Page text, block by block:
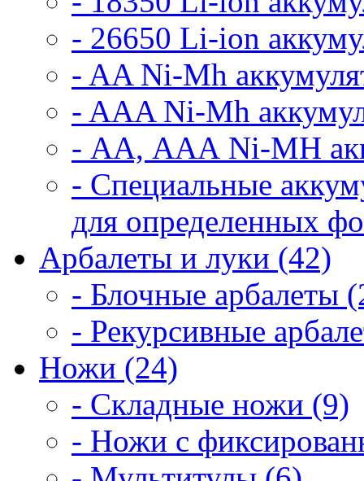
- 26650 Li-ion
- AA Ni-Mh
- AAA Ni-Mh
- АА, ААА Ni-MH
- Специальные
для определенных
Арбалеты и луки (42)
- Блочные арбалеты
- Рекурсивные
Ножи (24)
- Складные ножи (9)
- Ножи с